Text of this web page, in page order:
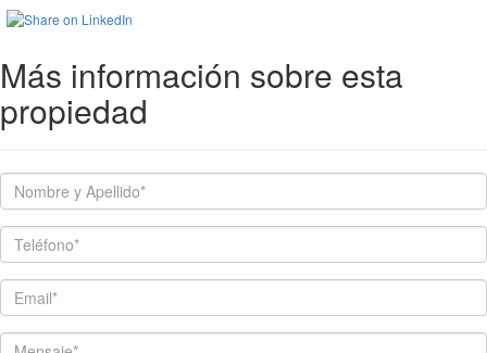
Más información sobre esta
propiedad